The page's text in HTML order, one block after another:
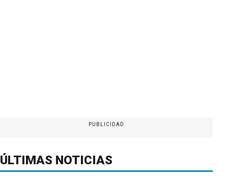
PUBLICIDAD
ÚLTIMAS NOTICIAS